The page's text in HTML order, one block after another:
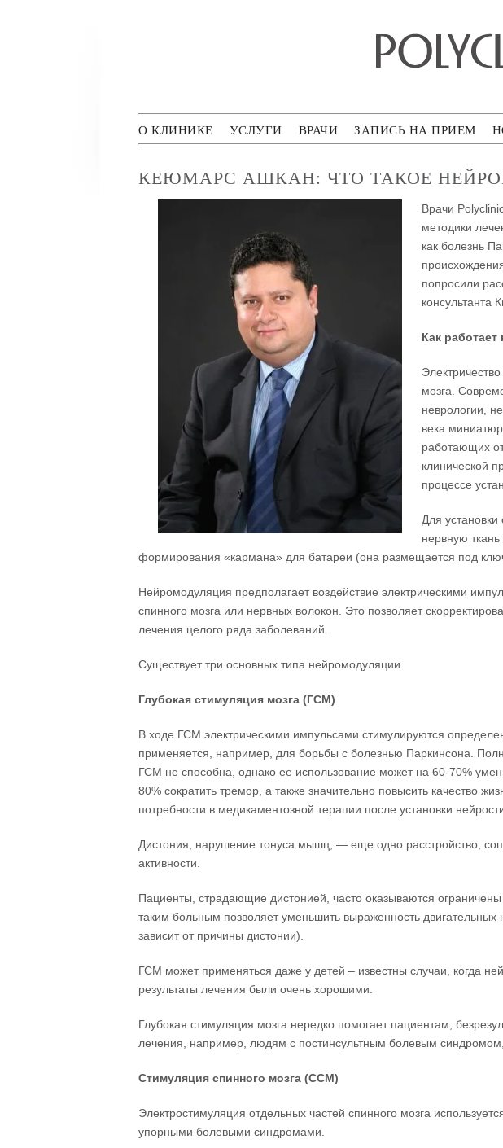
Polyclinica
О КЛИНИКЕ УСЛУГИ ВРАЧИ ЗАПИСЬ НА ПРИЕМ
КЕЮМАРС АШКАН: ЧТО ТАКОЕ
Врачи
методики
как болезнь
попросили
консультанта
Как
мозга.
неврологии,
века
работающих
клинической
процессе
Для
нервную
формирования «кармана» для батареи (она размещается под
Нейромодуляция предполагает воздействие электрическими
спинного мозга или нервных волокон. Это позволяет
лечения целого ряда заболеваний.
Существует три основных типа нейромодуляции.
Глубокая стимуляция мозга (ГСМ)
В ходе ГСМ электрическими импульсами стимулируются
применяется, например, для борьбы с болезнью Паркинсона.
ГСМ не способна, однако ее использование может на 60-70%
80% сократить тремор, а также значительно повысить качество
потребности в медикаментозной терапии после установки
Дистония, нарушение тонуса мышц, — еще одно расстройство,
активности.
Пациенты, страдающие дистонией, часто оказываются
таким больным позволяет уменьшить выраженность
зависит от причины дистонии).
ГСМ может применяться даже у детей – известны случаи, когда
результаты лечения были очень хорошими.
Глубокая стимуляция мозга нередко помогает пациентам,
лечения, например, людям с постинсультным болевым синдромом,
Стимуляция спинного мозга (ССМ)
Электростимуляция отдельных частей спинного мозга
упорными болевыми синдромами.